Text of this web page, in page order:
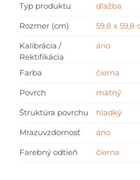
Typ produktu dlažba
Rozmer (cm) 59,8 x 59,8
Kalibrácia /
Rektifikácia
áno
Farba čierna
Povrch matný
Štruktúra povrchu hladký
Mrazuvzdornosť áno
Farebný odtieň čierna